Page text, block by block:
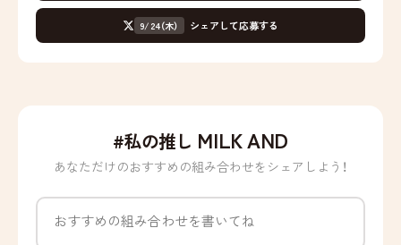
9/24（木） シェアして応募する
#私の推し MILK AND
あなただけのおすすめの組み合わせをシェアしよう！